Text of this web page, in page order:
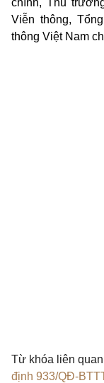
chính, Thủ
Viễn thông,
thông Việt Nam
Từ khóa liên
định 933/QĐ-